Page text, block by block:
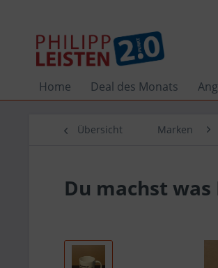
Home Deal des Monats
Übersicht Marken
Du machst